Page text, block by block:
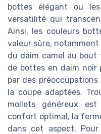
bottes élégant ou
versatilité qui
Ainsi, les couleurs
valeur sûre,
du daim camel au
de bottes en daim noir
par des
la coupe adaptées.
mollets généreux
confort optimal, la
dans cet aspect.